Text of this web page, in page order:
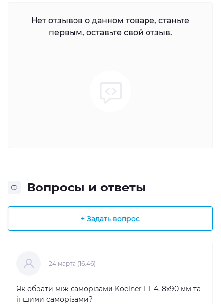
Нет отзывов о данном товаре, станьте
первым, оставьте свой отзыв.
Вопросы и ответы
+ Задать вопрос
24 марта (16:46)
Як обрати між саморізами Koelner FT 4, 8x90 мм та
іншими саморізами?